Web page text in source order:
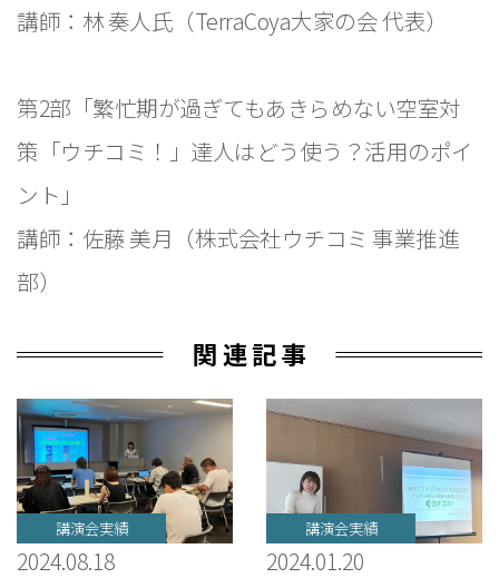
講師：林 奏人氏（TerraCoya大家の会 代表）
第2部「繁忙期が過ぎてもあきらめない空室対
策「ウチコミ！」達人はどう使う？活用のポイ
ント」
講師：佐藤 美月（株式会社ウチコミ 事業推進
部）
関連記事
講演会実績
2024.08.18
講演会実績
2024.01.20